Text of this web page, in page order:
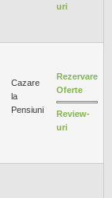
uri
Cazare
la
Pensiuni
Rezervare
Oferte
Review-
uri